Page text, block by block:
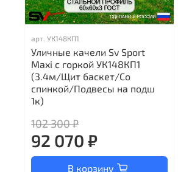
арт. УК148КП1
Уличные качели Sv Sport
Maxi с горкой УК148КП1
(3.4м/Щит баскет/Со
спинкой/Подвесы на подш
1к)
102 300 ₽
92 070 ₽
В корзину